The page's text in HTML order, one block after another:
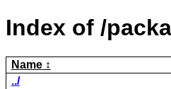
Index of /
Name
../